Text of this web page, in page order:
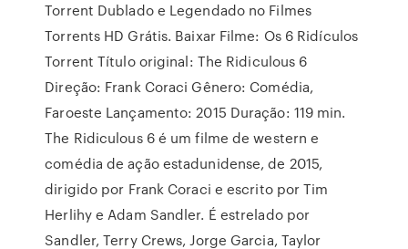
Torrent Dublado e Legendado no Filmes
Torrents HD Grátis. Baixar Filme: Os 6 Ridículos
Torrent Título original: The Ridiculous 6
Direção: Frank Coraci Gênero: Comédia,
Faroeste Lançamento: 2015 Duração: 119 min.
The Ridiculous 6 é um filme de western e
comédia de ação estadunidense, de 2015,
dirigido por Frank Coraci e escrito por Tim
Herlihy e Adam Sandler. É estrelado por
Sandler, Terry Crews, Jorge Garcia, Taylor